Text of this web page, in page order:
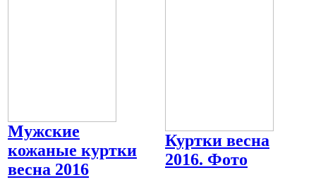
Мужские
кожаные куртки
весна 2016
Куртки весна
2016. Фото